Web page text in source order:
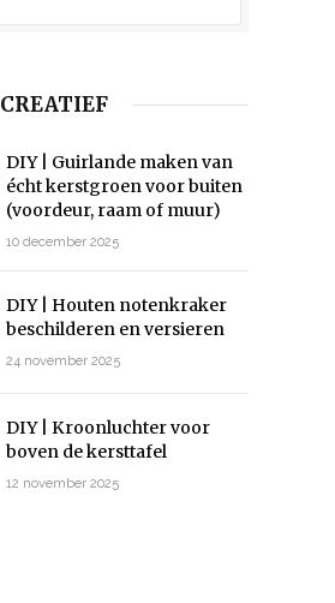
CREATIEF
DIY | Guirlande maken van
écht kerstgroen voor buiten
(voordeur, raam of muur)
10 december 2025
DIY | Houten notenkraker
beschilderen en versieren
24 november 2025
DIY | Kroonluchter voor
boven de kersttafel
12 november 2025